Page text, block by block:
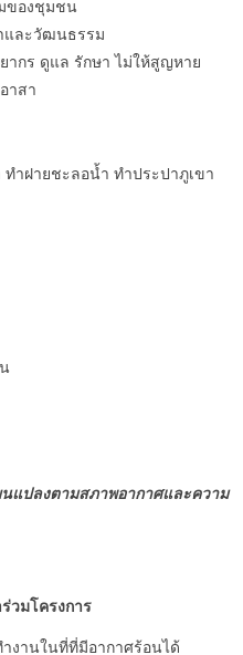
ของชุมชน
และวัฒนธรรม
กร ดูแล รักษา ไม่ให้สูญหาย
าสา
ำฝายชะลอน้ำ ทำประปาภูเขา
แปลงตามสภาพอากาศและความ
วมโครงการ
งานในที่ที่มีอากาศร้อนได้